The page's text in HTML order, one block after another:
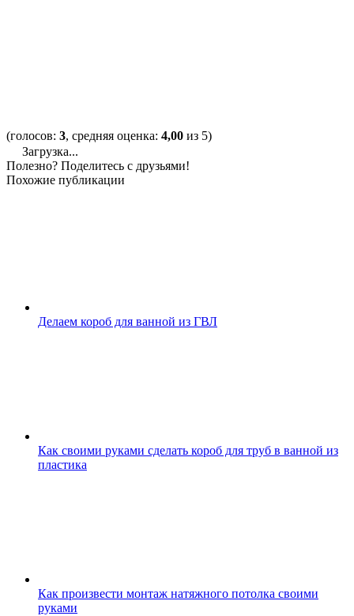
(голосов: 3, средняя оценка: 4,00 из 5)
Загрузка...
Полезно? Поделитесь с друзьями!
Похожие публикации
Делаем короб для ванной из ГВЛ
Как своими руками сделать короб для труб в ванной из
пластика
Как произвести монтаж натяжного потолка своими
руками